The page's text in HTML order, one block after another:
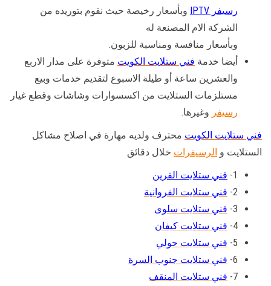
رسيفر IPTV
وبأسعار رخيصة حيث نقوم بتوريده من
الشركة الام المصنعة له
وبأسعار منافسة ومناسبة للزبون.
أيضا خدمة فني ستلايت الكويت متوفرة على مدار الاربع
والعشرين ساعة أو طيلة الاسبوع لتقديم خدمات وبيع
مستلزمات الستلايت من اكسسوارات وشاشات وقطع غيار
رسيفر وغيرها.
فني ستلايت الكويت محترف ولديه مهارة في اصلاح مشاكل
الستلايت و الرسيفرات خلال دقائق
1- فني ستلايت القرين
2- فني ستلايت الفروانية
3- فني ستلايت سلوى
4- فني ستلايت كيفان
5- فني ستلايت حولي
6- فني ستلايت جنوب السرة
7- فني ستلايت المنقف